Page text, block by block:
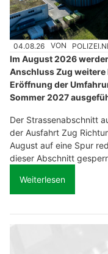
04.08.26 VON
Im August 2026
Anschluss Zug weitere
Eröffnung der
Sommer 2027
Der Strassenabschnitt
der Ausfahrt Zug
August auf eine Spur
dieser Abschnitt
Weiterlesen